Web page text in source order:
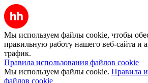
Мы используем файлы cookie, чтобы
правильную работу нашего веб-сайта и
трафик.
Правила использования файлов cookie
Мы используем файлы cookie. Правила
файлов cookie